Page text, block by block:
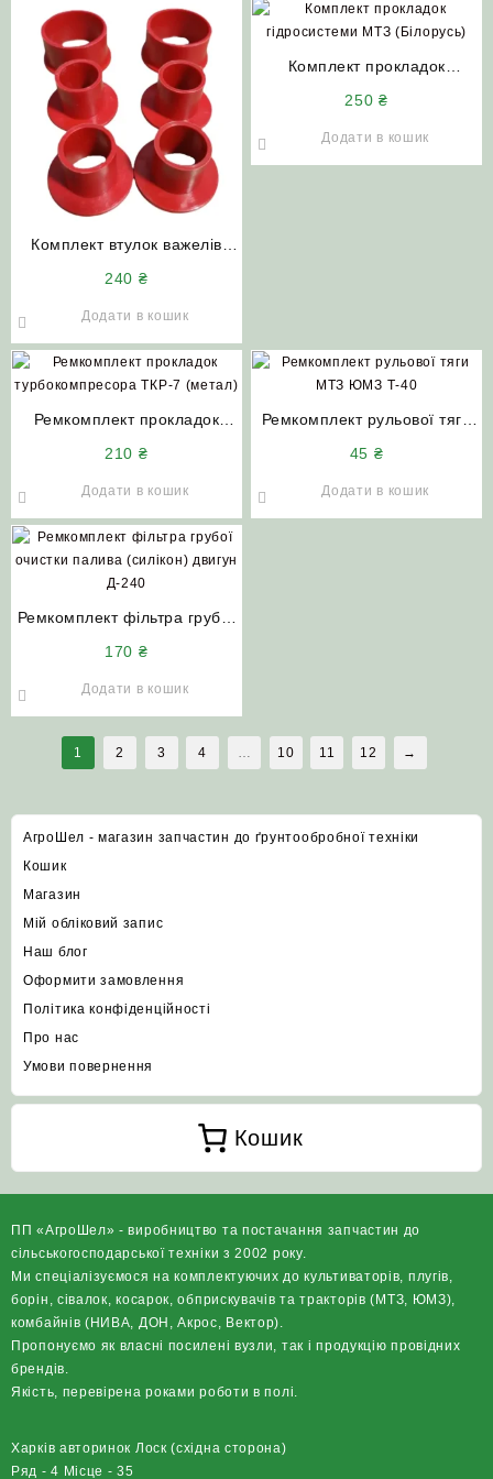
Комплект втулок важелів
240 ₴
Додати в кошик
Комплект прокладок
250₴
Додати в кошик
Ремкомплект прокладок
210 ₴
Додати в кошик
Ремкомплект рульової тяги
45 ₴
Додати в кошик
Ремкомплект фільтра грубої
170 ₴
Додати в кошик
1 2 3 4 … 10 11 12 →
АгроШел - магазин запчастин до ґрунтообробної техніки
Кошик
Магазин
Мій обліковий запис
Наш блог
Оформити замовлення
Політика конфіденційності
Про нас
Умови повернення
Кошик
ПП «АгроШел» - виробництво та постачання запчастин до
сільськогосподарської техніки з 2002 року.
Ми спеціалізуємося на комплектуючих до культиваторів, плугів,
борін, сівалок, косарок, обприскувачів та тракторів (МТЗ, ЮМЗ),
комбайнів (НИВА, ДОН, Акрос, Вектор).
Пропонуємо як власні посилені вузли, так і продукцію провідних
брендів.
Якість, перевірена роками роботи в полі.
Харків авторинок Лоск (східна сторона)
Ряд - 4 Місце - 35